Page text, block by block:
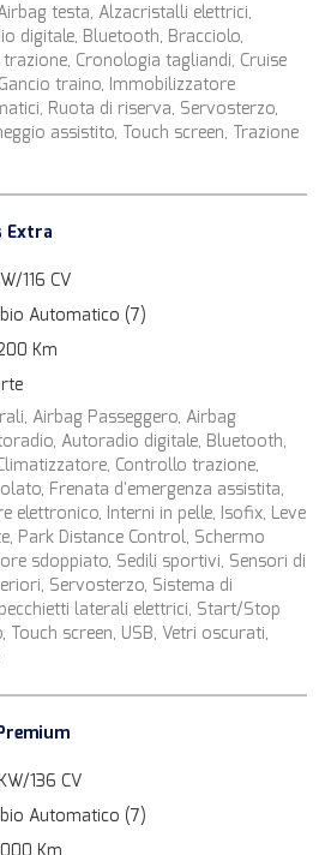
testa, Alzacristalli elettrici,
digitale, Bluetooth, Bracciolo,
Cronologia tagliandi, Cruise
traino, Immobilizzatore
Ruota di riserva, Servosterzo,
assistito, Touch screen, Trazione
Extra
116 CV
Automatico (7)
Km
Airbag Passeggero, Airbag
Autoradio digitale, Bluetooth,
Controllo trazione,
Frenata d'emergenza assistita,
Interni in pelle, Isofix, Leve
Park Distance Control, Schermo
sdoppiato, Sedili sportivi, Sensori di
Servosterzo, Sistema di
laterali elettrici, Start/Stop
screen, USB, Vetri oscurati,
136 CV
Automatico (7)